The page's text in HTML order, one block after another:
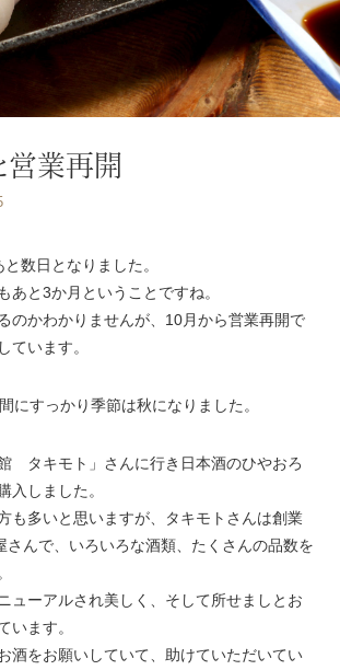
営業再開
数日となりました。
あと3か月ということですね。
のかわかりませんが、10月から営業再開で
ています。
にすっかり季節は秋になりました。
タキモト」さんに行き日本酒のひやおろ
入しました。
も多いと思いますが、タキモトさんは創業
さんで、いろいろな酒類、たくさんの品数を
ューアルされ美しく、そして所せましとお
います。
酒をお願いしていて、助けていただいてい